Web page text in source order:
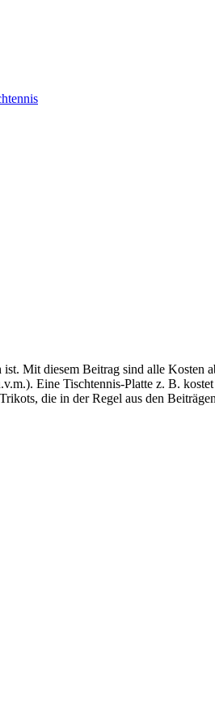
Mit diesem Beitrag sind alle Kosten
Eine Tischtennis-Platte z. B.
die in der Regel aus den